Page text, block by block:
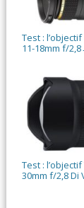
Test :
11-18mm f/2,8
Test :
30mm f/2,8 Di